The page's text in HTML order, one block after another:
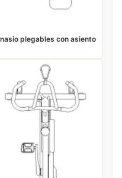
plegables con asiento